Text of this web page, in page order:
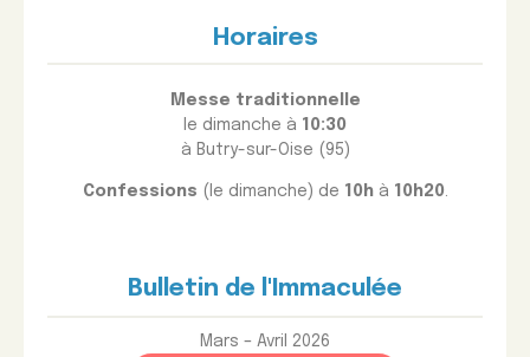
Horaires
Messe traditionnelle
le dimanche à 10:30
à Butry-sur-Oise (95)
Confessions (le dimanche) de 10hà 10h20.
Bulletin de l'Immaculée
Mars – Avril 2026